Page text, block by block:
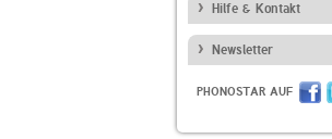
Hilfe & Kontakt
Newsletter
PHONOSTAR AUF